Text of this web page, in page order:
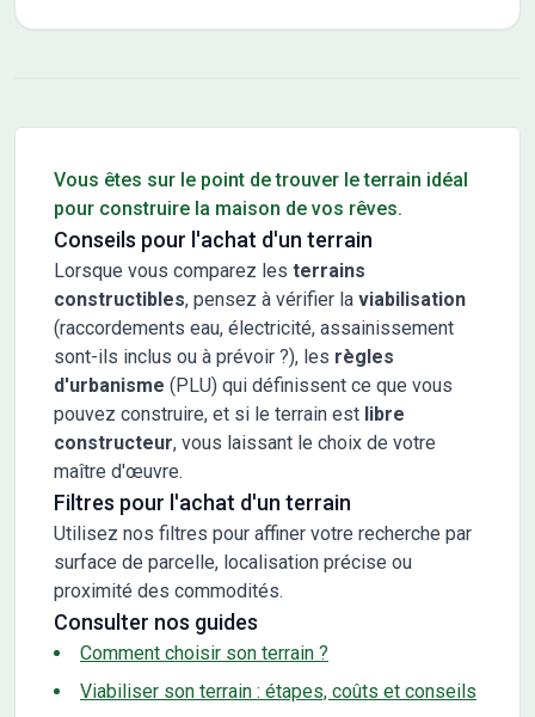
Vous êtes sur le point de trouver le terrain idéal
pour construire la maison de vos rêves.
Conseils pour l'achat d'un terrain
Lorsque vous comparez les terrains
constructibles, pensez à vérifier la viabilisation
(raccordements eau, électricité, assainissement
sont-ils inclus ou à prévoir ?), les règles
d'urbanisme (PLU) qui définissent ce que vous
pouvez construire, et si le terrain est libre
constructeur, vous laissant le choix de votre
maître d'œuvre.
Filtres pour l'achat d'un terrain
Utilisez nos filtres pour affiner votre recherche par
surface de parcelle, localisation précise ou
proximité des commodités.
Consulter nos guides
Comment choisir son terrain ?
Viabiliser son terrain : étapes, coûts et conseils